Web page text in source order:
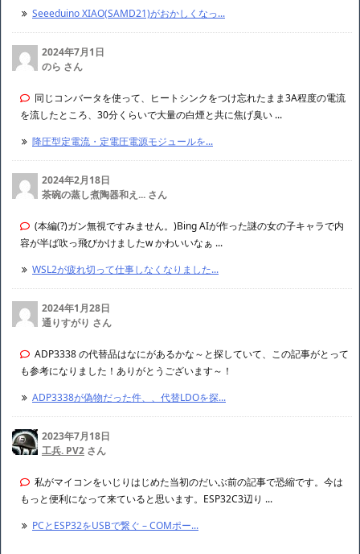
Seeeduino XIAO(SAMD21)がおかしくなっ...
2024年7月1日
のら さん
同じコンバータを使って、ヒートシンクをつけ忘れたまま3A程度の電流
を流したところ、30分くらいで大量の白煙と共に焦げ臭い ...
降圧型定電流・定電圧電源モジュールを...
2024年2月18日
茶碗の蒸し煮陶器和え... さん
(本編(?)ガン無視ですみません。)Bing AIが作った謎の女の子キャラで内
容が半ば吹っ飛びかけましたw かわいいなぁ ...
WSL2が疲れ切って仕事しなくなりました...
2024年1月28日
通りすがり さん
ADP3338 の代替品はなにがあるかな～と探していて、この記事がとって
も参考になりました！ありがとうございます～！
ADP3338が偽物だった件、、代替LDOを探...
2023年7月18日
工兵. PV2 さん
私がマイコンをいじりはじめた当初のだいぶ前の記事で恐縮です。今は
もっと便利になって来ていると思います。ESP32C3辺り ...
PCとESP32をUSBで繋ぐ – COMポー...